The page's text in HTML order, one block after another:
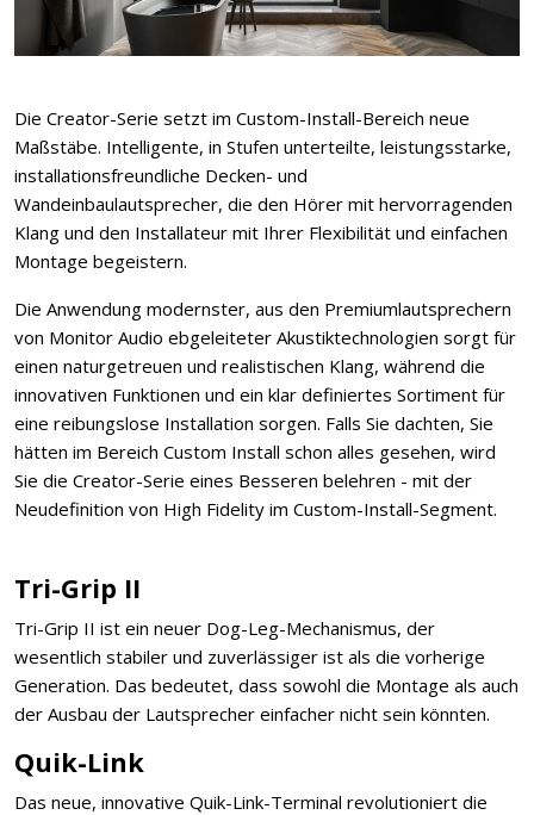
Die Creator-Serie setzt im Custom-Install-Bereich neue
Maßstäbe. Intelligente, in Stufen unterteilte, leistungsstarke,
installationsfreundliche Decken- und
Wandeinbaulautsprecher, die den Hörer mit hervorragenden
Klang und den Installateur mit Ihrer Flexibilität und einfachen
Montage begeistern.
Die Anwendung modernster, aus den Premiumlautsprechern
von Monitor Audio ebgeleiteter Akustiktechnologien sorgt für
einen naturgetreuen und realistischen Klang, während die
innovativen Funktionen und ein klar definiertes Sortiment für
eine reibungslose Installation sorgen. Falls Sie dachten, Sie
hätten im Bereich Custom Install schon alles gesehen, wird
Sie die Creator-Serie eines Besseren belehren - mit der
Neudefinition von High Fidelity im Custom-Install-Segment.
Tri-Grip II
Tri-Grip II ist ein neuer Dog-Leg-Mechanismus, der
wesentlich stabiler und zuverlässiger ist als die vorherige
Generation. Das bedeutet, dass sowohl die Montage als auch
der Ausbau der Lautsprecher einfacher nicht sein könnten.
Quik-Link
Das neue, innovative Quik-Link-Terminal revolutioniert die